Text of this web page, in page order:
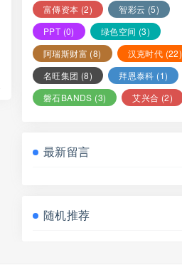
富傳资本 (2) 智彩云 (5)
PPT (0) 绿色空间 (3)
阿瑞斯财富 (8) 汉克时代 (22)
名旺集团 (8) 拜恩泰科 (1)
磐石BANDS (3) 艾兴合 (2)
最新留言
随机推荐